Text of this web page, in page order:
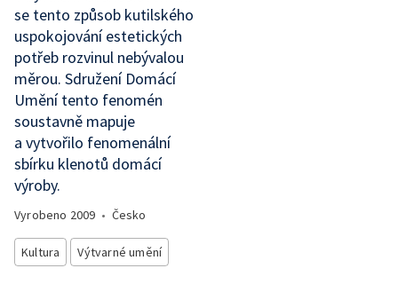
se tento způsob kutilského
uspokojování estetických
potřeb rozvinul nebývalou
měrou. Sdružení Domácí
Umění tento fenomén
soustavně mapuje
a vytvořilo fenomenální
sbírku klenotů domácí
výroby.
Vyrobeno 2009 • Česko
Kultura Výtvarné umění